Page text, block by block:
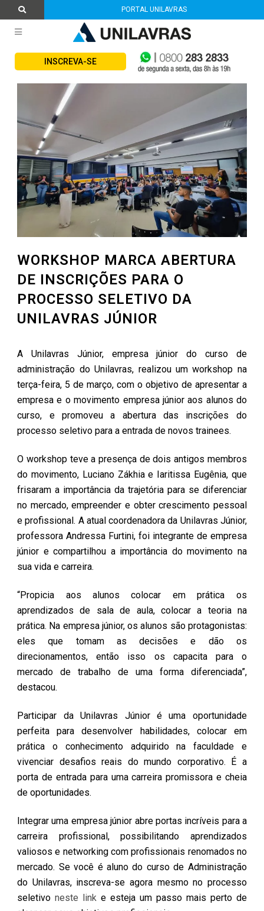
PORTAL UNILAVRAS
INSCREVA-SE
WORKSHOP MARCA ABERTURA
DE INSCRIÇÕES PARA O
PROCESSO SELETIVO DA
UNILAVRAS JÚNIOR
A Unilavras Júnior, empresa júnior do curso de
administração do Unilavras, realizou um workshop na
terça-feira, 5 de março, com o objetivo de apresentar a
empresa e o movimento empresa júnior aos alunos do
curso, e promoveu a abertura das inscrições do
processo seletivo para a entrada de novos trainees.
O workshop teve a presença de dois antigos membros
do movimento, Luciano Zákhia e Iaritissa Eugênia, que
frisaram a importância da trajetória para se diferenciar
no mercado, empreender e obter crescimento pessoal
e profissional. A atual coordenadora da Unilavras Júnior,
professora Andressa Furtini, foi integrante de empresa
júnior e compartilhou a importância do movimento na
sua vida e carreira.
“Propicia aos alunos colocar em prática os
aprendizados de sala de aula, colocar a teoria na
prática. Na empresa júnior, os alunos são protagonistas:
eles que tomam as decisões e dão os
direcionamentos, então isso os capacita para o
mercado de trabalho de uma forma diferenciada”,
destacou.
Participar da Unilavras Júnior é uma oportunidade
perfeita para desenvolver habilidades, colocar em
prática o conhecimento adquirido na faculdade e
vivenciar desafios reais do mundo corporativo. É a
porta de entrada para uma carreira promissora e cheia
de oportunidades.
Integrar uma empresa júnior abre portas incríveis para a
carreira profissional, possibilitando aprendizados
valiosos e networking com profissionais renomados no
mercado. Se você é aluno do curso de Administração
do Unilavras, inscreva-se agora mesmo no processo
seletivoneste link e esteja um passo mais perto de